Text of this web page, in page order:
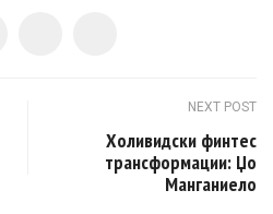
NEXT POST
Холивидски финтес
трансформации: Џо
Манганиело